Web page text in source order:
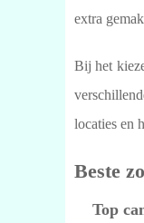
extra
Bij het
locaties en
Beste
Top